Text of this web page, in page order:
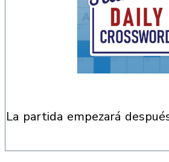
la partida empezará